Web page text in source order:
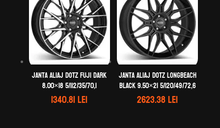
Janta aliaj DOTZ Fuji dark
8.00×18 5/112/35/70,1
1340.81lei
Janta aliaj DOTZ LongBeach
black 9.50×21 5/120/49/72,6
2623.38lei